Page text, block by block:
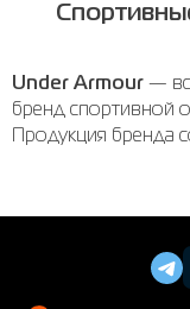
Under Armour —
бренд спортивной
Продукция бренда
комфорт и
Ассортимент